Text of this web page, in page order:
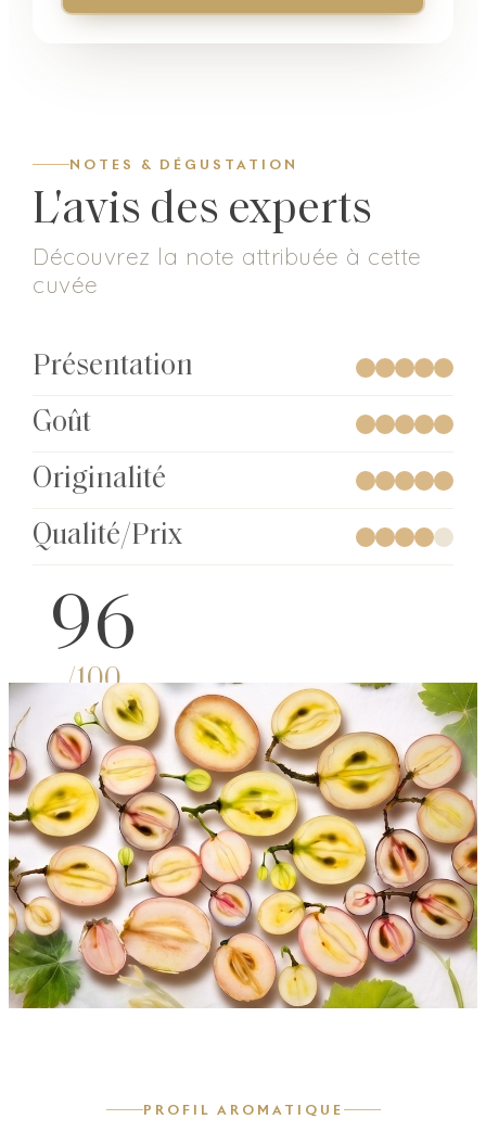
NOTES & DÉGUSTATION
L'avis des experts
Découvrez la note attribuée à cette
cuvée
Présentation
Goût
Originalité
Qualité/Prix
96
/100
PROFIL AROMATIQUE